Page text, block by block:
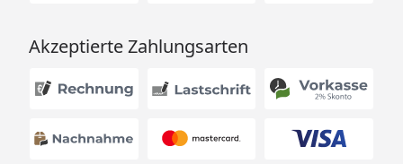
Akzeptierte Zahlungsarten